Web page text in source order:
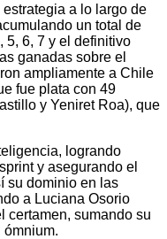
a lo largo de
un total de
5, 6, 7 y el definitivo
ganadas sobre el
ampliamente a Chile
fue plata con 49
y Yeniret Roa), que
logrando
y asegurando el
su dominio en las
a Luciana Osorio
certamen, sumando su
ómnium.